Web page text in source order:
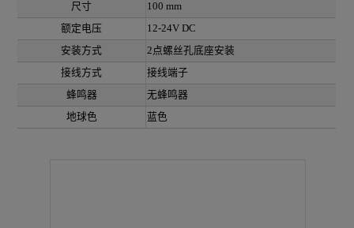
尺寸
100 mm
额定电压
12-24V DC
安装方式
2点螺丝孔底座安装
接线方式
接线端子
蜂鸣器
无蜂鸣器
地球色
蓝色